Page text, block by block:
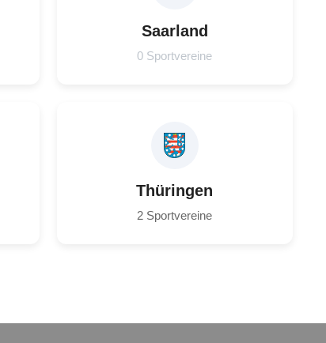
Saarland
0 Sportvereine
Thüringen
2 Sportvereine